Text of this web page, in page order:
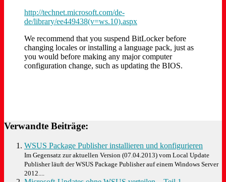
http://technet.microsoft.com/de-
de/library/ee449438(v=ws.10).aspx
We recommend that you suspend BitLocker before
changing locales or installing a language pack, just as
you would before making any major computer
configuration change, such as updating the BIOS.
Verwandte Beiträge:
WSUS Package Publisher installieren und konfigurieren
Im Gegensatz zur aktuellen Version (07.04.2013) vom Local Update
Publisher läuft der WSUS Package Publisher auf einem Windows Server
2012....